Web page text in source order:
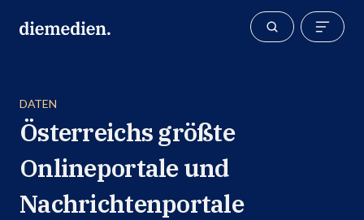
DATEN
Österreichs größte
Onlineportale und
Nachrichtenportale